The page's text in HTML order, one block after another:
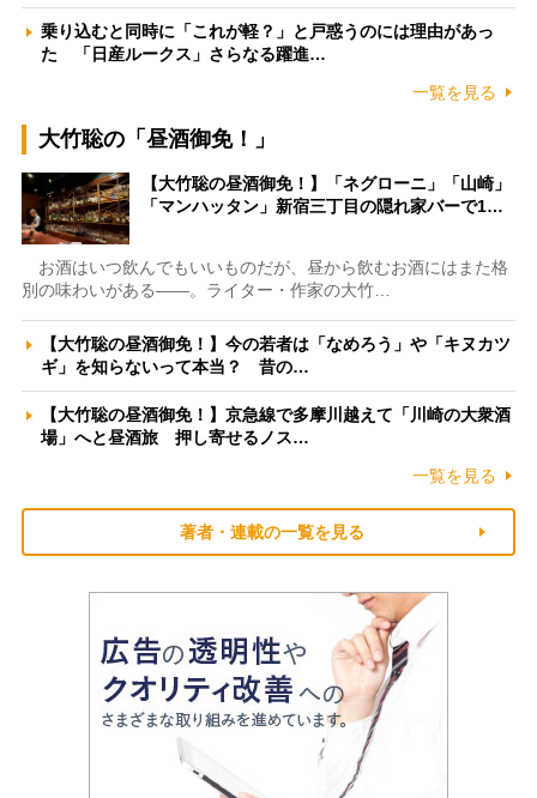
乗り込むと同時に「これが軽？」と戸惑うのには理由があっ
た 「日産ルークス」さらなる躍進…
一覧を見る
大竹聡の「昼酒御免！」
【大竹聡の昼酒御免！】「ネグローニ」「山崎」
「マンハッタン」新宿三丁目の隠れ家バーで1…
お酒はいつ飲んでもいいものだが、昼から飲むお酒にはまた格
別の味わいがある――。ライター・作家の大竹…
【大竹聡の昼酒御免！】今の若者は「なめろう」や「キヌカツ
ギ」を知らないって本当？ 昔の…
【大竹聡の昼酒御免！】京急線で多摩川越えて「川崎の大衆酒
場」へと昼酒旅 押し寄せるノス…
一覧を見る
著者・連載の一覧を見る